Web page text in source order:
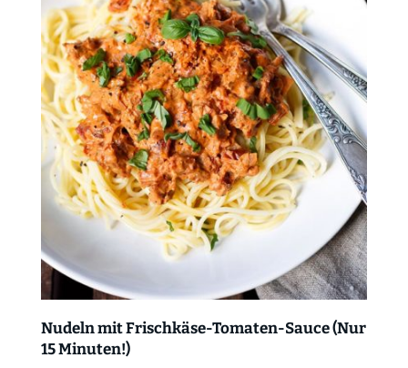
Nudeln mit Frischkäse-Tomaten-Sauce (Nur
15 Minuten!)